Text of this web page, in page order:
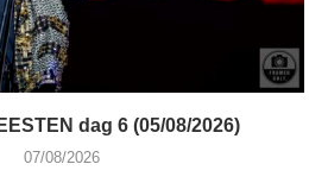
dag 6 (05/08/2026)
07/08/2026